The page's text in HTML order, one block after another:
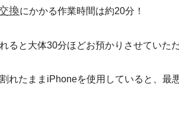
換にかかる作業時間は約20分！
ると大体30分ほどお預かりさせていただ
れたままiPhoneを使用していると、最